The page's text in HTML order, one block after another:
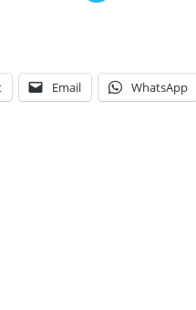
Email WhatsApp